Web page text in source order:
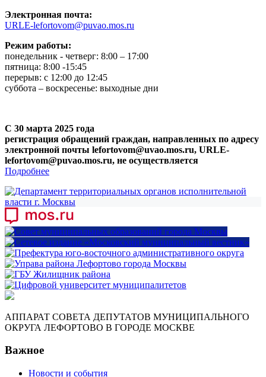
Электронная почта:
URLE-lefortovom@puvao.mos.ru
Режим работы:
понедельник - четверг: 8:00 – 17:00
пятница: 8:00 -15:45
перерыв: с 12:00 до 12:45
суббота – воскресенье: выходные дни
С 30 марта 2025 года
регистрация обращений граждан, направленных по адресу
электронной почты lefortovom@uvao.mos.ru, URLE-
lefortovom@puvao.mos.ru, не осуществляется
Подробнее
АППАРАТ СОВЕТА ДЕПУТАТОВ МУНИЦИПАЛЬНОГО
ОКРУГА ЛЕФОРТОВО В ГОРОДЕ МОСКВЕ
Важное
Новости и события